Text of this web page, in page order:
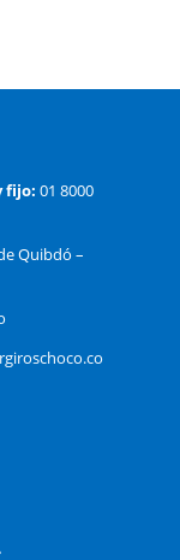
fijo: 01 8000
Quibdó –